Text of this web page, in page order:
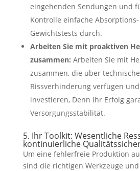
eingehenden Sendungen und
Kontrolle einfache
Gewichtstests durch.
Arbeiten Sie mit proaktiven
zusammen: Arbeiten Sie mit
zusammen, die über
Rissverhinderung verfügen
investieren, Denn ihr Erfolg
Versorgungsstabilität.
5. Ihr Toolkit: Wesentliche
kontinuierliche
Um eine fehlerfreie Produktion
sind die richtigen Werkzeuge und